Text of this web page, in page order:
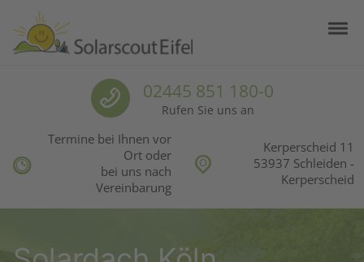
Skip to navigation
Skip to content
Solarscout Eifel
Ihr Partner für Photovoltaik in der Eifel
Call us
02445 851 180-0
Rufen Sie uns an
Termine bei Ihnen vor
Ort oder
bei uns nach
Vereinbarung
Kerperscheid 11
53937 Schleiden -
Kerperscheid